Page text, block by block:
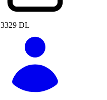
3329 DL